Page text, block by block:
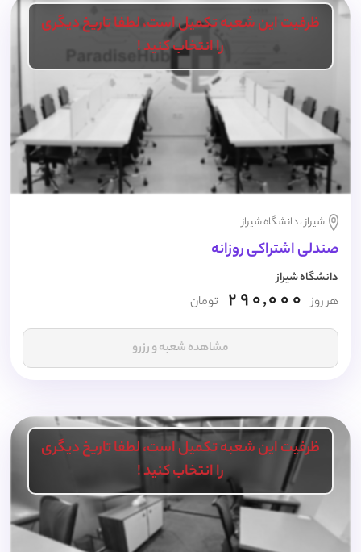
ظرفیت این شعبه تکمیل است، لطفا تاریخ دیگری
را انتخاب کنید !
شیراز ، دانشگاه شیراز
صندلی اشتراکی روزانه
دانشگاه شیراز
هر روز 290,000 تومان
مشاهده شعبه و رزرو
ظرفیت این شعبه تکمیل است، لطفا تاریخ دیگری
را انتخاب کنید !